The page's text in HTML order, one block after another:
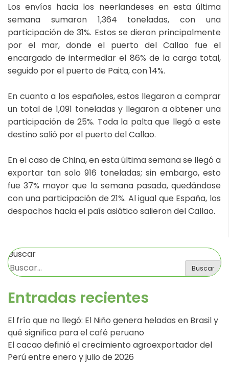
Los envíos hacia los neerlandeses en esta última
semana sumaron 1,364 toneladas, con una
participación de 31%. Estos se dieron principalmente
por el mar, donde el puerto del Callao fue el
encargado de intermediar el 86% de la carga total,
seguido por el puerto de Paita, con 14%.
En cuanto a los españoles, estos llegaron a comprar
un total de 1,091 toneladas y llegaron a obtener una
participación de 25%. Toda la palta que llegó a este
destino salió por el puerto del Callao.
En el caso de China, en esta última semana se llegó a
exportar tan solo 916 toneladas; sin embargo, esto
fue 37% mayor que la semana pasada, quedándose
con una participación de 21%. Al igual que España, los
despachos hacia el país asiático salieron del Callao.
Buscar
Buscar
Entradas recientes
El frío que no llegó: El Niño genera heladas en Brasil y
qué significa para el café peruano
El cacao definió el crecimiento agroexportador del
Perú entre enero y julio de 2026